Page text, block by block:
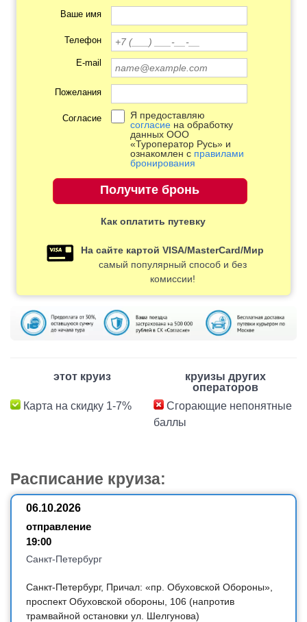
Ваше имя
Телефон
E-mail
Пожелания
Согласие
Я предоставляю
согласие на обработку
данных ООО
«Туроператор Русь» и
ознакомлен с правилами
бронирования
Как оплатить путевку
На сайте картой VISA/MasterCard/Мир
самый популярный способ и без
комиссии!
этот круиз
Карта на скидку 1-7%
круизы других
операторов
Сгорающие непонятные
баллы
Расписание круиза:
06.10.2026
отправление
19:00
Санкт-Петербург
Санкт-Петербург, Причал: «пр. Обуховской Обороны»,
проспект Обуховской обороны, 106 (напротив
трамвайной остановки ул. Шелгунова)